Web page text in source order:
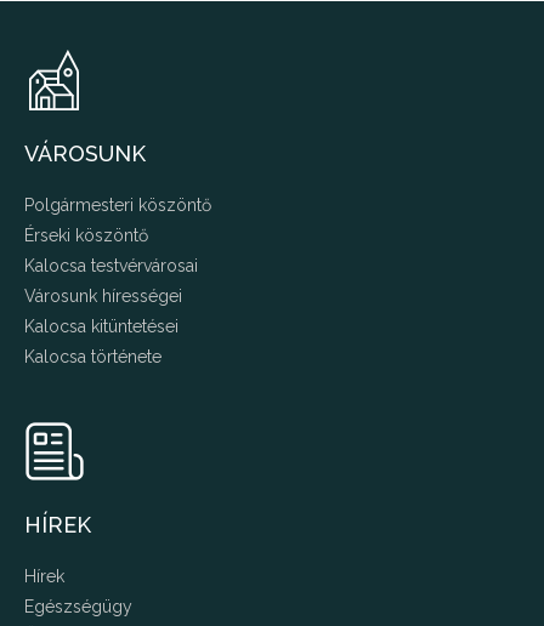
VÁROSUNK
Polgármesteri köszöntő
Érseki köszöntő
Kalocsa testvérvárosai
Városunk hírességei
Kalocsa kitüntetései
Kalocsa története
HÍREK
Hírek
Egészségügy